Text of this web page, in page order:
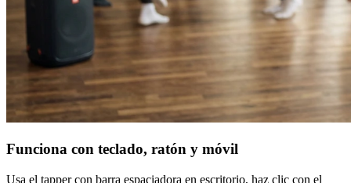
Funciona con teclado, ratón y móvil
Usa el tapper con barra espaciadora en escritorio, haz clic con el